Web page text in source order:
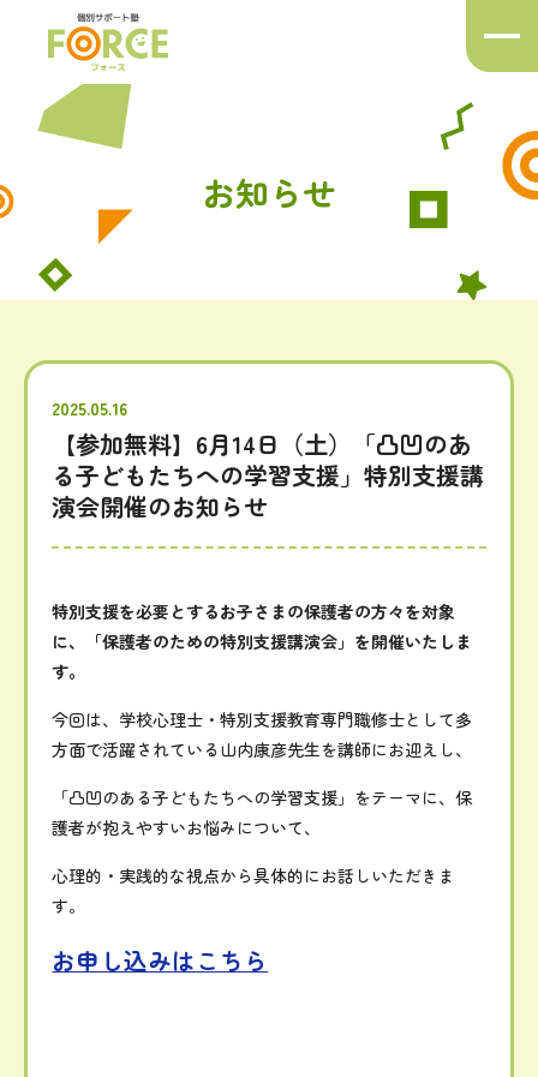
ニ
ボ
タ
ン
お知らせ
2025.05.16
【参加無料】6月14日（土）「凸凹のあ
る子どもたちへの学習支援」特別支援講
演会開催のお知らせ
特別支援を必要 とするお子さまの保護者の方々を対象
に、
「保護者のための特別支援講演会」 を開催いた し ま
す。
今回は、 学校心理士・特別支援教育専門職修士として多
方面で活躍さ れている山内康彦先生を講師に お迎え し、
「凸凹のある子ども たちへの学習支援」 をテーマ に、保
護者が抱えやすいお悩み について、
心理的・ 実践的な視点から具体的に お話しいただきま
す。
お申し込みはこちら